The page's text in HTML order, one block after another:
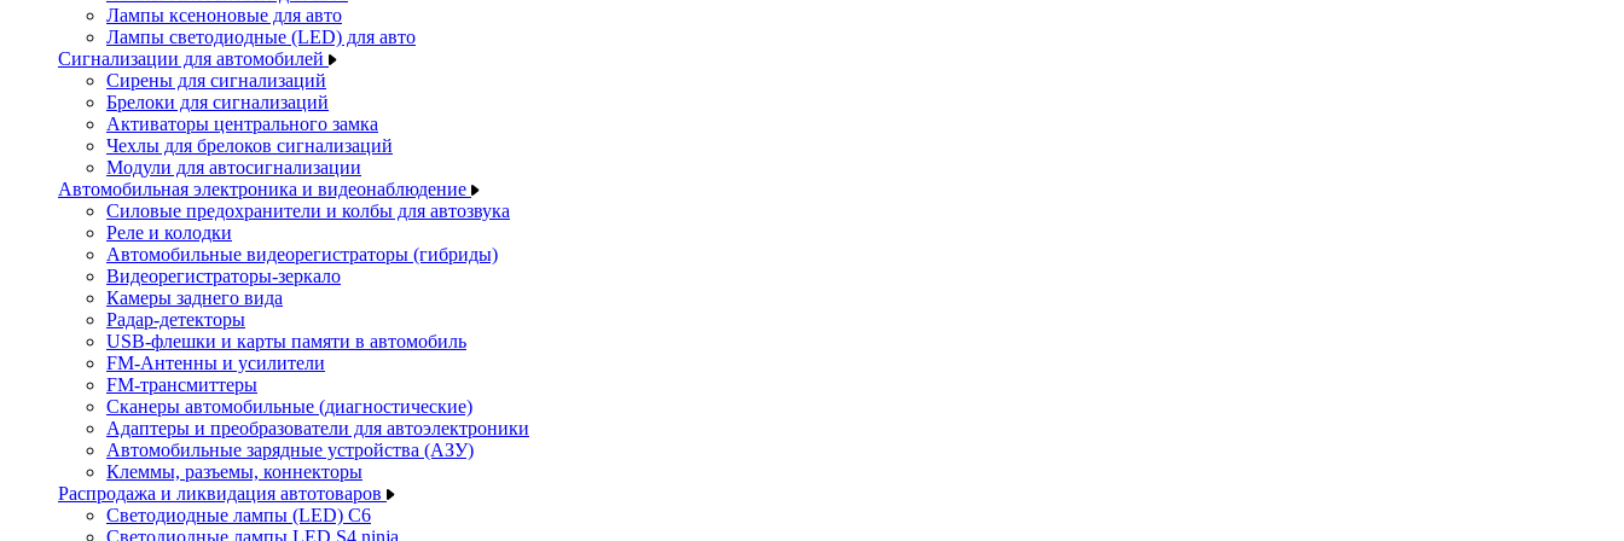
Лампы ксеноновые для авто
Лампы светодиодные (LED) для авто
Сигнализации для автомобилей
Сирены для сигнализаций
Брелоки для сигнализаций
Активаторы центрального замка
Чехлы для брелоков сигнализаций
Модули для автосигнализации
Автомобильная электроника и видеонаблюдение
Силовые предохранители и колбы для автозвука
Реле и колодки
Автомобильные видеорегистраторы (гибриды)
Видеорегистраторы-зеркало
Камеры заднего вида
Радар-детекторы
USB-флешки и карты памяти в автомобиль
FM-Антенны и усилители
FM-трансмиттеры
Сканеры автомобильные (диагностические)
Адаптеры и преобразователи для автоэлектроники
Автомобильные зарядные устройства (АЗУ)
Клеммы, разъемы, коннекторы
Распродажа и ликвидация автотоваров
Светодиодные лампы (LED) C6
Светодиодные лампы LED S4 ninja